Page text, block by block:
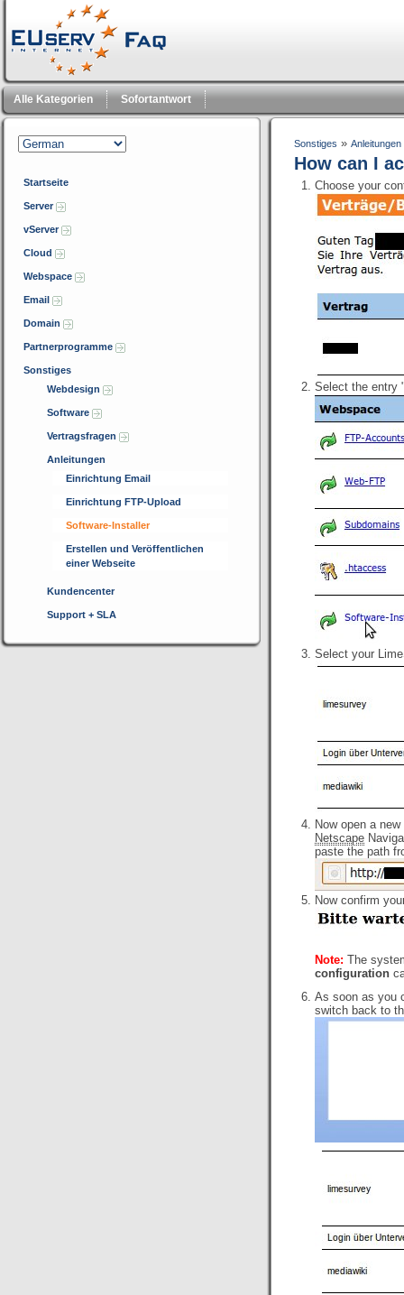
Alle Kategorien Sofortantwort
Startseite
Server
vServer
Cloud
Webspace
Email
Domain
Partnerprogramme
Sonstiges
Webdesign
Software
Vertragsfragen
Anleitungen
Einrichtung Email
Einrichtung FTP-Upload
Software-Installer
Erstellen und Veröffentlichen
einer Webseite
Kundencenter
Support + SLA
Sonstiges » Anleitungen
How can I
Choose your
Select the entry
Select your
Now open a
Netscape
paste the path
Now confirm
Note: The
configuration
As soon as you
switch back to